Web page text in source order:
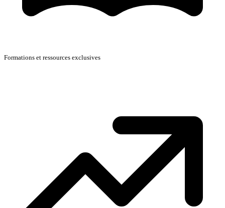
Formations et ressources exclusives